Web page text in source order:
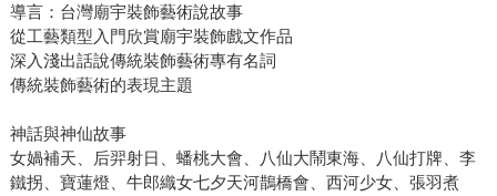
導言：台灣廟宇裝飾藝術說故事
從工藝類型入門欣賞廟宇裝飾戲文作品
深入淺出話說傳統裝飾藝術專有名詞
傳統裝飾藝術的表現主題
神話與神仙故事
女媧補天、后羿射日、蟠桃大會、八仙大鬧東海、八仙打牌、李
鐵拐、寶蓮燈、牛郎織女七夕天河鵲橋會、西河少女、張羽煮